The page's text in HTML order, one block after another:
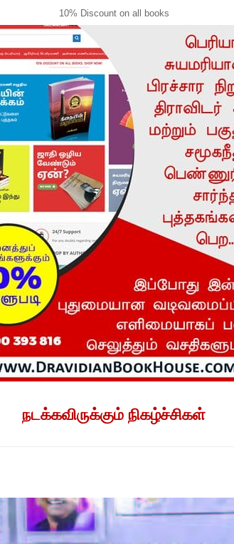
10% Discount on all books
நடக்கவிருக்கும் நிகழ்ச்சிகள்